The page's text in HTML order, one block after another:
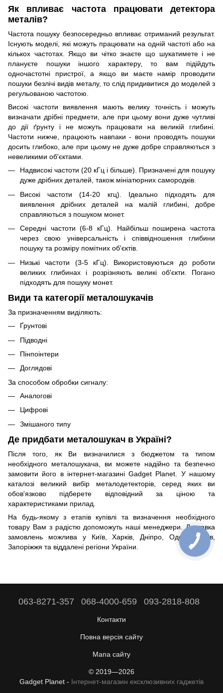
Як впливає частота працювати детектора
металів?
Частота пошуку безпосередньо впливає отриманий результат.
Існують моделі, які можуть працювати на одній частоті або на
кількох частотах. Якщо ви чітко знаєте що шукатимете і не
плануєте пошуки іншого характеру, то вам підійдуть
одночастотні пристрої, а якщо ви маєте намір проводити
пошуки безлічі видів металу, то слід придивитися до моделей з
регульованою частотою.
Високі частоти виявлення мають велику точність і можуть
визначати дрібні предмети, але при цьому вони дуже чутливі
до дії ґрунту і не можуть працювати на великій глибині.
Частоти нижче, працюють навпаки - вони проводять пошуки
досить глибоко, але при цьому не дуже добре справляються з
невеликими об'єктами.
Надвисокі частоти (20 кГц і більше). Призначені для пошуку
дуже дрібних деталей, також мініатюрних самородків.
Високі частоти (14-20 кгц). Ідеально підходять для
виявлення дрібних деталей на малій глибині, добре
справляються з пошуком монет.
Середні частоти (6-8 кГц). Найбільш поширена частота
через свою універсальність і співвідношення глибини
пошуку та розміру помітних об'єктів.
Низькі частоти (3-5 кГц). Використовуються до роботи
великих глибинах і розрізняють великі об'єкти. Погано
підходять для пошуку монет.
Види та категорії металошукачів
За призначенням виділяють:
Ґрунтові
Підводні
Пінпоінтери
Доглядові
За способом обробки сигналу:
Аналогові
Цифрові
Змішаного типу
Де придбати металошукач в Україні?
Після того, як Ви визначилися з бюджетом та типом
необхідного металошукача, ви можете надійно та безпечно
замовити його в інтернет-магазині Gadget Planet. У нашому
каталозі великий вибір металодетекторів, серед яких ви
обов'язково підберете відповідний за ціною та
характеристиками прилад.
На будь-якому з етапів купівлі та визначення необхідного
товару Вам з радістю допоможуть наші менеджери. Доставка
замовлень можлива у Київ, Харків, Дніпро, Одесу, Львів,
Запоріжжя та віддалені регіони України.
063-8271-357 068-4000-659 093-2818-808
Контакти
Повна версія сайту
Мапа сайту
© 2019—2026
Gadget Planet - Інтернет-магазин ексклюзивних гаджетів